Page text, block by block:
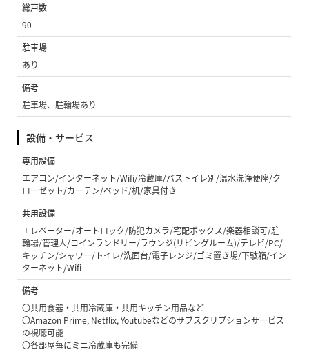
総戸数
90
駐車場
あり
備考
駐車場、駐輪場あり
設備・サービス
専用設備
エアコン/インターネット/Wifi/冷蔵庫/バストイレ別/温水洗浄便座/ク
ローゼット/カーテン/ベッド/机/家具付き
共用設備
エレベーター/オートロック/防犯カメラ/宅配ボックス/楽器相談可/駐
輪場/管理人/コインランドリー/ラウンジ(リビングルーム)/テレビ/PC/
キッチン/シャワー/トイレ/洗面台/電子レンジ/ゴミ置き場/下駄箱/イン
ターネット/Wifi
備考
〇共用食器・共用冷蔵庫・共用キッチン用品など
〇Amazon Prime, Netflix, Youtubeなどのサブスクリプションサービス
の視聴可能
〇各部屋毎にミニ冷蔵庫も完備